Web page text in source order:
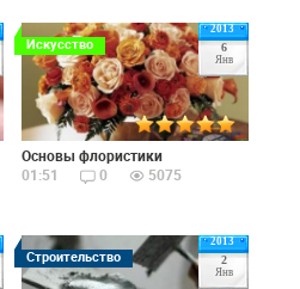
2013
6
Янв
Искусство
Основы флористики
01:51
0 5075
2013
2
Янв
Строительство